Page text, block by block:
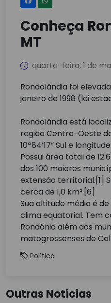
Conheça
MT
quarta-feira, 1 de
Rondolândia foi
janeiro de 1998 (lei
Rondolândia está
região Centro-Oeste
10º84’17” Sul e
Possui área total de
dos 100 maiores
extensão territorial.[1]
cerca de 1,0 km².[6]
Sua altitude média é
clima equatorial. Tem
Rondônia além dos
matogrossenses de
Política
Outras Notícias